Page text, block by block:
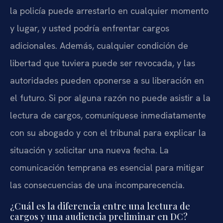
la policía puede arrestarlo en cualquier momento
y lugar, y usted podría enfrentar cargos
adicionales. Además, cualquier condición de
libertad que tuviera puede ser revocada, y las
autoridades pueden oponerse a su liberación en
el futuro. Si por alguna razón no puede asistir a la
lectura de cargos, comuníquese inmediatamente
con su abogado y con el tribunal para explicar la
situación y solicitar una nueva fecha. La
comunicación temprana es esencial para mitigar
las consecuencias de una incomparecencia.
¿Cuál es la diferencia entre una lectura de
cargos y una audiencia preliminar en DC?